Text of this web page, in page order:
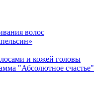
волос
и кожей головы
"Абсолютное счастье"